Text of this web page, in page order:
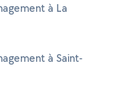
à La
à Saint-